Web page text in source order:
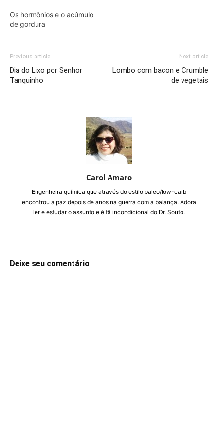
Os hormônios e o acúmulo
de gordura
Previous article
Dia do Lixo por Senhor
Tanquinho
Next article
Lombo com bacon e Crumble
de vegetais
Carol Amaro
Engenheira química que através do estilo paleo/low-carb
encontrou a paz depois de anos na guerra com a balança. Adora
ler e estudar o assunto e é fã incondicional do Dr. Souto.
Deixe seu comentário